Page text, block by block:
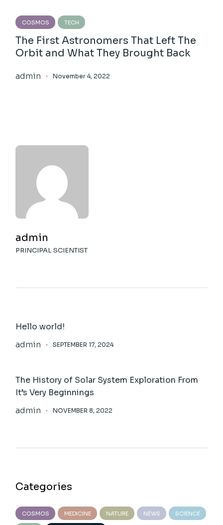
COSMOS TECH
The First Astronomers That Left The
Orbit and What They Brought Back
admin November 4, 2022
admin
PRINCIPAL SCIENTIST
Hello world!
admin
SEPTEMBER 17, 2024
The History of Solar System Exploration From
It’s Very Beginnings
admin
NOVEMBER 8, 2022
Categories
COSMOS MEDICINE NATURE NEWS SCIENCE